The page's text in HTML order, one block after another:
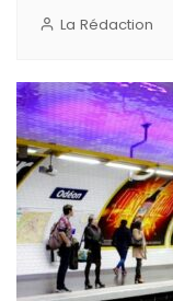
La Rédaction